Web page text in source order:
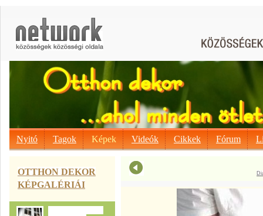
Nyitó Tagok Képek Videók Cikkek Fórum
OTTHON DEKOR
KÉPGALÉRIÁI